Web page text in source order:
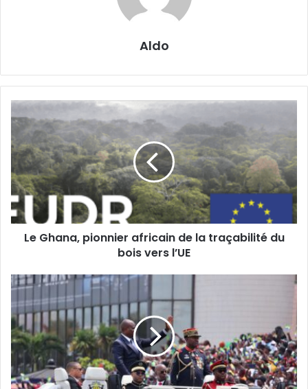
Aldo
Le
Ghana,
pionnier
africain
de
la
traçabilité
du
bois
versLe Ghana, pionnier africain de la traçabilité du
bois vers l’UE
Gabon
Le
président
Oligui
Nguema
conteste
les